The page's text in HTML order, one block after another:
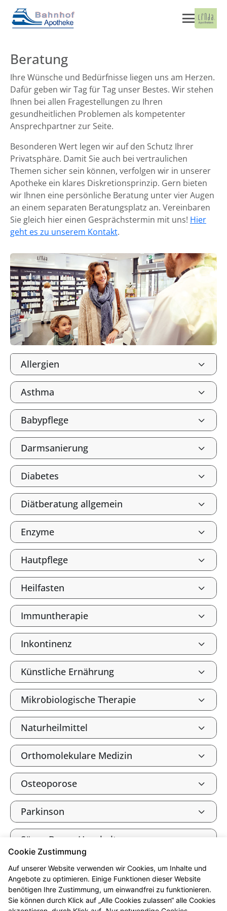
Beratung
Ihre Wünsche und Bedürfnisse liegen uns am Herzen.
Dafür geben wir Tag für Tag unser Bestes. Wir stehen
Ihnen bei allen Fragestellungen zu Ihren
gesundheitlichen Problemen als kompetenter
Ansprechpartner zur Seite.
Besonderen Wert legen wir auf den Schutz Ihrer
Privatsphäre. Damit Sie auch bei vertraulichen
Themen sicher sein können, verfolgen wir in unserer
Apotheke ein klares Diskretionsprinzip. Gern bieten
wir Ihnen eine persönliche Beratung unter vier Augen
an einem separaten Beratungsplatz an. Vereinbaren
Sie gleich hier einen Gesprächstermin mit uns! Hier
geht es zu unserem Kontakt.
Allergien
Asthma
Babypflege
Darmsanierung
Diabetes
Diätberatung allgemein
Enzyme
Hautpflege
Heilfasten
Immuntherapie
Inkontinenz
Künstliche Ernährung
Mikrobiologische Therapie
Naturheilmittel
Orthomolekulare Medizin
Osteoporose
Parkinson
Säure-Basen-Haushalt
Tee und Heilkräuter
Vitalstoffe
Cookie Zustimmung
Auf unserer Website verwenden wir Cookies, um Inhalte und
Angebote zu optimieren. Einige Funktionen dieser Website
benötigen Ihre Zustimmung, um einwandfrei zu funktionieren.
Sie können durch Klick auf „Alle Cookies zulassen“ alle Cookies